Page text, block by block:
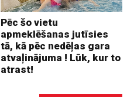
Pēc šo vietu
apmeklēšanas jutīsies
tā, kā pēc nedēļas gara
atvaļinājuma ! Lūk, kur to
atrast!